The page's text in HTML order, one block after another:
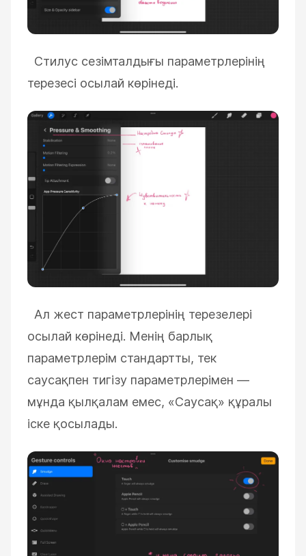
Стилус сезімталдығы параметрлерінің
терезесі осылай көрінеді.
Ал жест параметрлерінің терезелері
осылай көрінеді. Менің барлық
параметрлерім стандартты, тек
саусақпен тигізу параметрлерімен —
мұнда қылқалам емес, «Саусақ» құралы
іске қосылады.